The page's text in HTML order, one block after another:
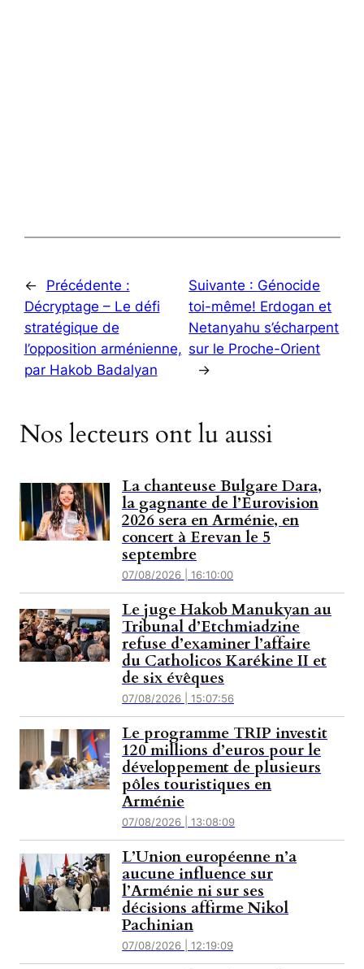
←
Précédente :
Décryptage – Le défi
stratégique de
l’opposition arménienne,
par Hakob Badalyan
Suivante : Génocide
toi-même! Erdogan et
Netanyahu s’écharpent
sur le Proche-Orient
→
Nos lecteurs ont lu aussi
La chanteuse Bulgare Dara,
la gagnante de l’Eurovision
2026 sera en Arménie, en
concert à Erevan le 5
septembre
07/08/2026 | 16:10:00
Le juge Hakob Manukyan au
Tribunal d’Etchmiadzine
refuse d’examiner l’affaire
du Catholicos Karékine II et
de six évêques
07/08/2026 | 15:07:56
Le programme TRIP investit
120 millions d’euros pour le
développement de plusieurs
pôles touristiques en
Arménie
07/08/2026 | 13:08:09
L’Union européenne n’a
aucune influence sur
l’Arménie ni sur ses
décisions affirme Nikol
Pachinian
07/08/2026 | 12:19:09